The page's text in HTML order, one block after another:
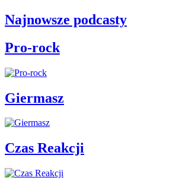
Najnowsze podcasty
Pro-rock
Giermasz
Czas Reakcji